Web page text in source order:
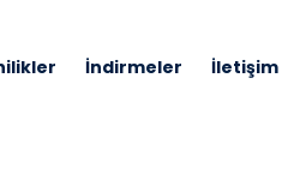
İndirmeler İletişim